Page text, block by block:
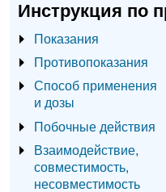
Инструкция по
Показания
Противопоказания
Способ применения
и дозы
Побочные действия
Взаимодействие,
совместимость,
несовместимость